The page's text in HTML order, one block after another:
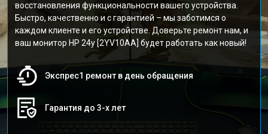
восстановления функциональности вашего устройства.
Быстро, качественно и с гарантией – мы заботимся о
каждом клиенте и его устройстве. Доверьте ремонт нам, и
ваш монитор HP 24y [2YV10AA] будет работать как новый!
Экспрес1 ремонт в день обращения
Гарантия до 3-х лет